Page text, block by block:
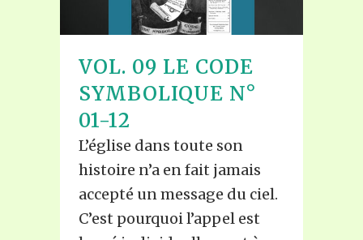
VOL. 09 LE CODE
SYMBOLIQUE N°
01-12
L’église dans toute son
histoire n’a en fait jamais
accepté un message du ciel.
C’est pourquoi l’appel est